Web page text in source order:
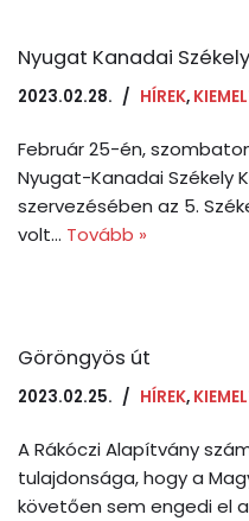
Nyugat Kanadai
2023.02.28. HÍREK,
Február 25-én,
Nyugat-Kanadai Székely
szervezésében az 5.
volt… Tovább »
Göröngyös út
2023.02.25. HÍREK,
A Rákóczi Alapítvány
tulajdonsága, hogy a
követően sem engedi el